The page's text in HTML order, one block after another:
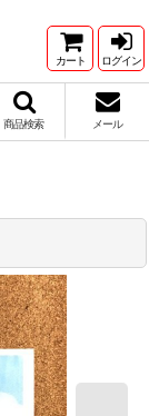
カート ログイン
商品検索 メール